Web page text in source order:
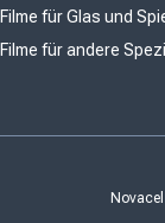
Filme für Glas und
Filme für andere